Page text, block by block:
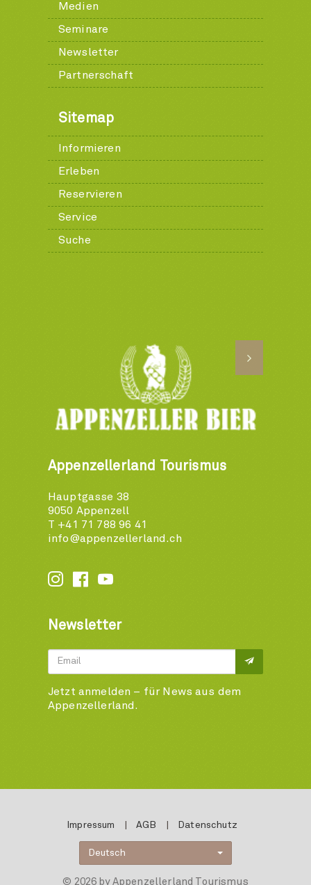
Medien
Seminare
Newsletter
Partnerschaft
Sitemap
Informieren
Erleben
Reservieren
Service
Suche
Appenzellerland Tourismus
Hauptgasse 38
9050 Appenzell
T +41 71 788 96 41
info@appenzellerland.ch



Newsletter
Jetzt anmelden – für News aus dem
Appenzellerland.
Impressum AGB Datenschutz
Deutsch
© 2026 by Appenzellerland Tourismus